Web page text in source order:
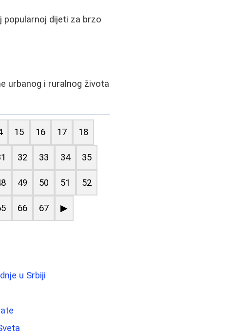
popularnoj dijeti za brzo
urbanog i ruralnog života
15 16 17 18
32 33 34 35
49 50 51 52
66 67 ▶
u Srbiji